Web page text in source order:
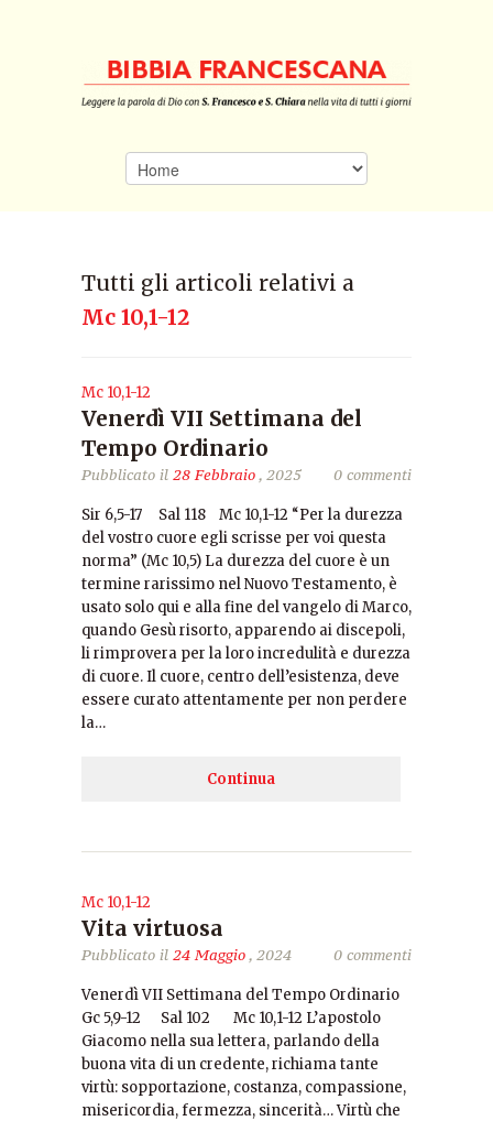
Tutti gli articoli relativi a
Mc 10,1-12
Mc 10,1-12
Venerdì VII Settimana del
Tempo Ordinario
Pubblicato il 28 Febbraio, 2025 0 commenti
Sir 6,5-17 Sal 118 Mc 10,1-12 “Per la durezza
del vostro cuore egli scrisse per voi questa
norma” (Mc 10,5) La durezza del cuore è un
termine rarissimo nel Nuovo Testamento, è
usato solo qui e alla fine del vangelo di Marco,
quando Gesù risorto, apparendo ai discepoli,
li rimprovera per la loro incredulità e durezza
di cuore. Il cuore, centro dell’esistenza, deve
essere curato attentamente per non perdere
la…
Continua
Mc 10,1-12
Vita virtuosa
Pubblicato il 24 Maggio, 2024 0 commenti
Venerdì VII Settimana del Tempo Ordinario
Gc 5,9-12 Sal 102 Mc 10,1-12 L’apostolo
Giacomo nella sua lettera, parlando della
buona vita di un credente, richiama tante
virtù: sopportazione, costanza, compassione,
misericordia, fermezza, sincerità… Virtù che